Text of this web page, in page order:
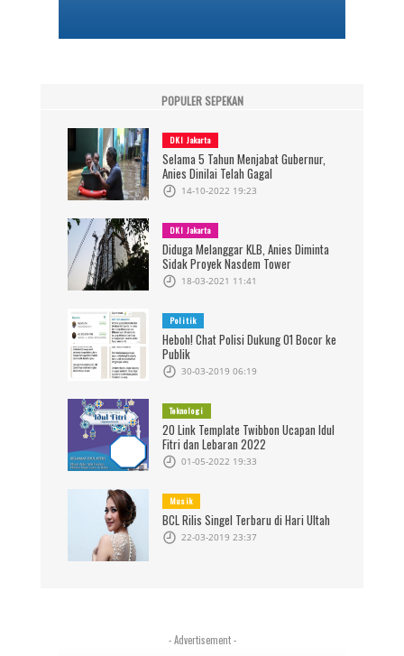
POPULER SEPEKAN
DKI Jakarta
Selama 5 Tahun Menjabat Gubernur,
Anies Dinilai Telah Gagal
14-10-2022 19:23
DKI Jakarta
Diduga Melanggar KLB, Anies Diminta
Sidak Proyek Nasdem Tower
18-03-2021 11:41
Politik
Heboh! Chat Polisi Dukung 01 Bocor ke
Publik
30-03-2019 06:19
Teknologi
20 Link Template Twibbon Ucapan Idul
Fitri dan Lebaran 2022
01-05-2022 19:33
Musik
BCL Rilis Singel Terbaru di Hari Ultah
22-03-2019 23:37
- Advertisement -